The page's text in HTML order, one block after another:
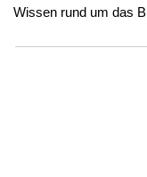
Wissen rund um das